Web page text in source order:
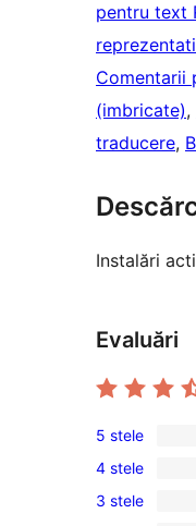
pentru text
Comentarii
(imbricate),
traducere,
Instalări
Evaluări
2
5
–
5 stele
0
4
4 stele
0
3 stele